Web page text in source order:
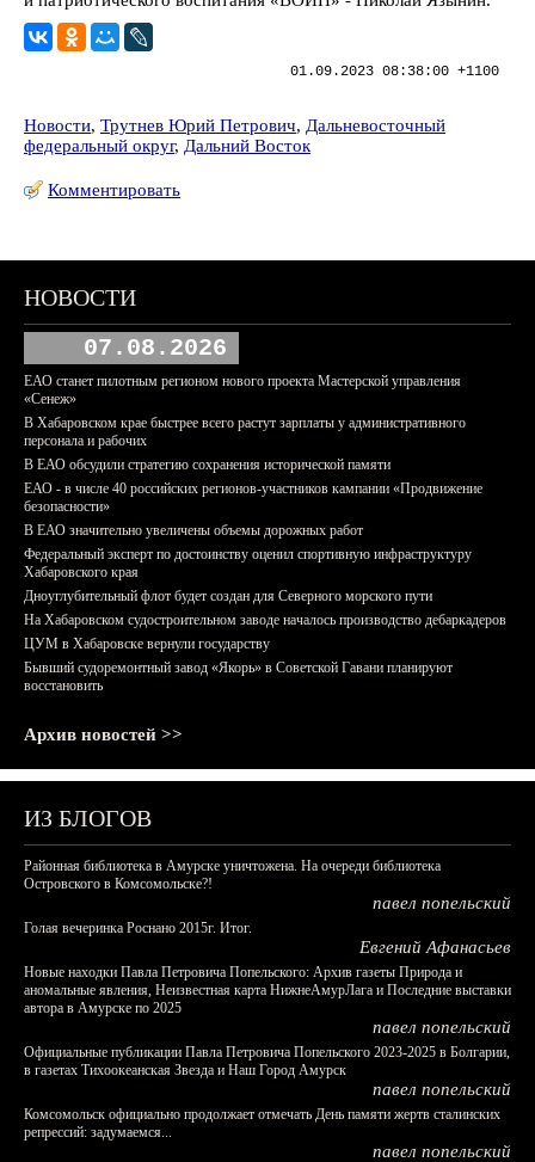
01.09.2023 08:38:00 +1100
Новости, Трутнев Юрий Петрович, Дальневосточный
федеральный округ, Дальний Восток
Комментировать
НОВОСТИ
07.08.2026
ЕАО станет пилотным регионом нового проекта Мастерской управления
«Сенеж»
В Хабаровском крае быстрее всего растут зарплаты у административного
персонала и рабочих
В ЕАО обсудили стратегию сохранения исторической памяти
ЕАО - в числе 40 российских регионов-участников кампании «Продвижение
безопасности»
В ЕАО значительно увеличены объемы дорожных работ
Федеральный эксперт по достоинству оценил спортивную инфраструктуру
Хабаровского края
Дноуглубительный флот будет создан для Северного морского пути
На Хабаровском судостроительном заводе началось производство дебаркадеров
ЦУМ в Хабаровске вернули государству
Бывший судоремонтный завод «Якорь» в Советской Гавани планируют
восстановить
Архив новостей >>
ИЗ БЛОГОВ
Районная библиотека в Амурске уничтожена. На очереди библиотека
Островского в Комсомольске?!
павел попельский
Голая вечеринка Роснано 2015г. Итог.
Евгений Афанасьев
Новые находки Павла Петровича Попельского: Архив газеты Природа и
аномальные явления, Неизвестная карта НижнеАмурЛага и Последние выставки
автора в Амурске по 2025
павел попельский
Официальные публикации Павла Петровича Попельского 2023-2025 в Болгарии,
в газетах Тихоокеанская Звезда и Наш Город Амурск
павел попельский
Комсомольск официально продолжает отмечать День памяти жертв сталинских
репрессий: задумаемся...
павел попельский